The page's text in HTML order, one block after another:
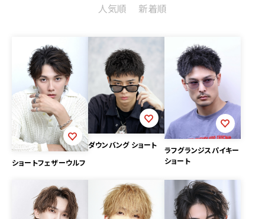
人気順 新着順
ショートフェザーウルフ
ダウンバング ショート
ラフグランジスパイキー
ショート